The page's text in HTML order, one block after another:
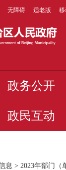
无障碍 适老版 移
政务公开
政民互动
息 > 2023年部门（